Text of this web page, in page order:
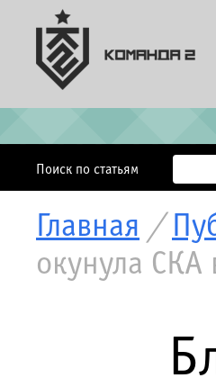
Поиск по статьям
Главная /
окунула